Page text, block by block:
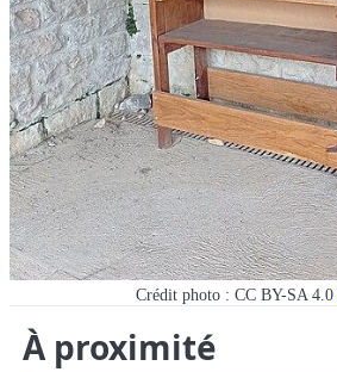
Crédit photo : CC BY-SA 4.0
À proximité